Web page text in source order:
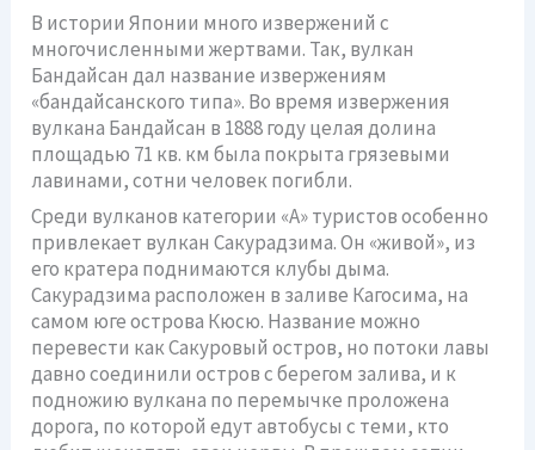
В истории Японии много извержений с
многочисленными жертвами. Так, вулкан
Бандайсан дал название извержениям
«бандайсанского типа». Во время извержения
вулкана Бандайсан в 1888 году целая долина
площадью 71 кв. км была покрыта грязевыми
лавинами, сотни человек погибли.
Среди вулканов категории «А» туристов особенно
привлекает вулкан Сакурадзима. Он «живой», из
его кратера поднимаются клубы дыма.
Сакурадзима расположен в заливе Кагосима, на
самом юге острова Кюсю. Название можно
перевести как Сакуровый остров, но потоки лавы
давно соединили остров с берегом залива, и к
подножию вулкана по перемычке проложена
дорога, по которой едут автобусы с теми, кто